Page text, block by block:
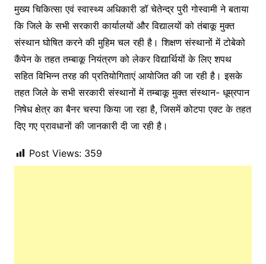
मुख्य चिकित्सा एवं स्वास्थ्य अधिकारी डॉ चेतेन्द्र पुरी गोस्वामी ने बताया
कि जिले के सभी सरकारी कार्यालयों और विद्यालयों को तंबाकू मुक्त
संस्थान घोषित करने की मुहिम चल रही है। शिक्षण संस्थानों में टोबेको
कैंपेन के तहत तम्बाकू नियंत्रण को लेकर विद्यार्थियों के लिए शपथ
सहित विभिन्न तरह की प्रतियोगिताएं आयोजित की जा रही है। इसके
तहत जिले के सभी सरकारी संस्थानों में तम्बाकू मुक्त संस्थान- धूम्रपान
निषेध क्षेत्र का बैनर चस्पा किया जा रहा है, जिसमें कोटपा एक्ट के तहत
दिए गए प्रावधानों की जानकारी दी जा रही है।
Post Views: 359